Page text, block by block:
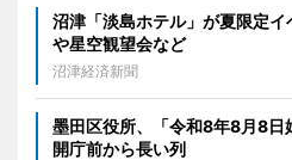
沼津「淡島ホテル」が夏限定
や星空観望会など
沼津経済新聞
墨田区役所、「令和8年8月8
開庁前から長い列